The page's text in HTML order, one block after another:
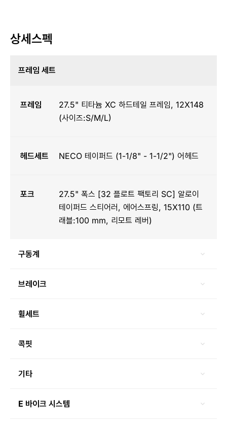
상세스펙
프레임 세트
프레임
27.5" 티타늄 XC 하드테일 프레임, 12X148
(사이즈:S/M/L)
헤드세트 NECO 테이퍼드 (1-1/8" - 1-1/2") 어헤드
포크
27.5" 폭스 [32 플로트 팩토리 SC] 알로이
테이퍼드 스티어러, 에어스프링, 15X110 (트
래블:100 mm, 리모트 레버)
구동계
브레이크
휠세트
콕핏
기타
E 바이크 시스템